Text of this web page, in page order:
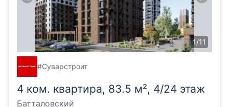
1/11
4 ком. квартира, 83.5 м², 4/24 этаж
Батталовский
#Суварстроит